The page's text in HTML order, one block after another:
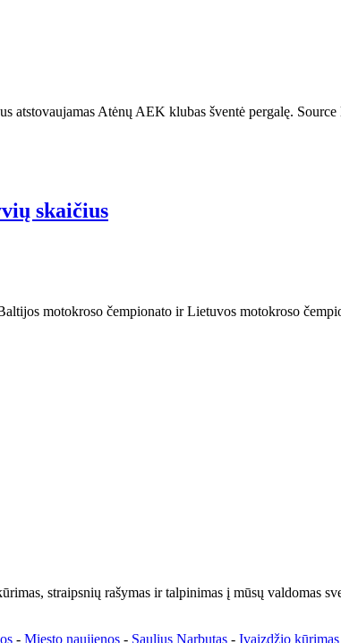
atstovaujamas Atėnų AEK klubas šventė pergalę.
skaičius
motokroso čempionato ir Lietuvos motokroso
straipsnių rašymas ir talpinimas į mūsų valdomas
- Miesto naujienos - Saulius Narbutas - Įvaizdžio kūrimas